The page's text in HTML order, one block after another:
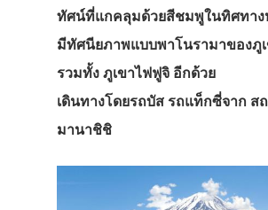
ทัศน์ที่แกคลุมด้วยสีชมพูในทิศทาง
มีทัศนียภาพแบบพาโนรามาของภู
รวมทั้ง ภูเขาไฟฟูจิ อีกด้วย
เดินทางโดยรถบัส รถแท็กซี่จาก ส
มานาชิชิ